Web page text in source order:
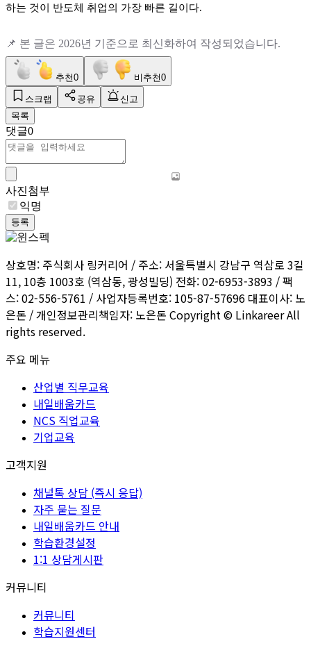
하는 것이 반도체 취업의 가장 빠른 길이다.
📌 본 글은 2026년 기준으로 최신화하여 작성되었습니다.
추천0 비추천0
스크랩 공유
신고
목록
댓글0
사진첨부
익명
등록
상호명: 주식회사 링커리어 / 주소: 서울특별시 강남구 역삼로 3길
11, 10층 1003호 (역삼동, 광성빌딩) 전화: 02-6953-3893 / 팩
스: 02-556-5761 / 사업자등록번호: 105-87-57696 대표이사: 노
은돈 / 개인정보관리책임자: 노은돈 Copyright © Linkareer All
rights reserved.
주요 메뉴
산업별 직무교육
내일배움카드
NCS 직업교육
기업교육
고객지원
채널톡 상담 (즉시 응답)
자주 묻는 질문
내일배움카드 안내
학습환경설정
1:1 상담게시판
커뮤니티
커뮤니티
학습지원센터